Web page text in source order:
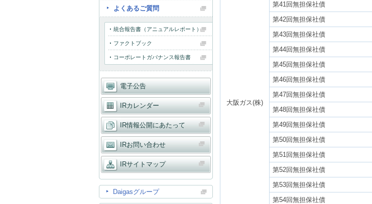
大阪ガス(株)
第41回無担保社債
第42回無担保社債
第43回無担保社債
第44回無担保社債
第45回無担保社債
第46回無担保社債
第47回無担保社債
第48回無担保社債
第49回無担保社債
第50回無担保社債
第51回無担保社債
第52回無担保社債
第53回無担保社債
第54回無担保社債
よくあるご質問
統合報告書（アニュアルレポート）
ファクトブック
コーポレートガバナンス報告書
電子公告
IRカレンダー
IR情報公開にあたって
IRお問い合わせ
IRサイトマップ
Daigasグループ